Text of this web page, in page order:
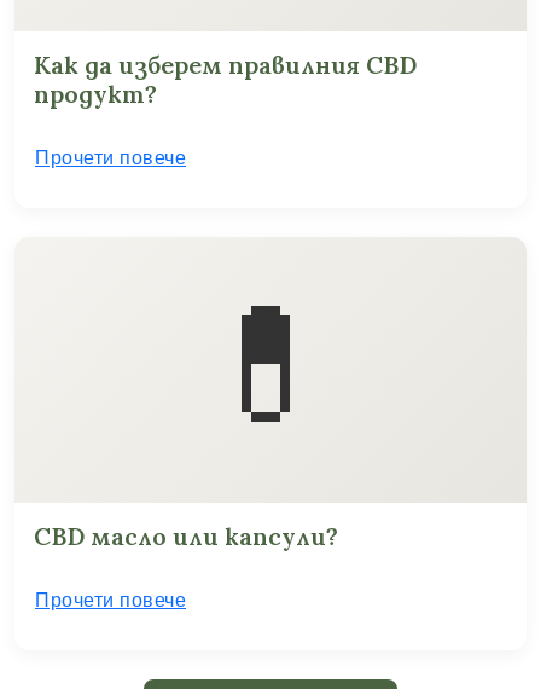
Как да изберем правилния CBD
продукт?
Прочети повече
💊
CBD масло или капсули?
Прочети повече